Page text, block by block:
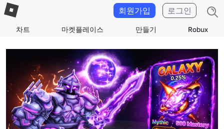
차트 마켓플레이스 만들기 Robux
회원가입 로그인